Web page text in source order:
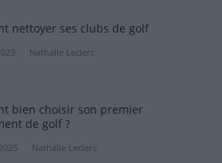
nettoyer ses clubs de golf
Nathalie Leclerc
bien choisir son premier
de golf ?
Nathalie Leclerc